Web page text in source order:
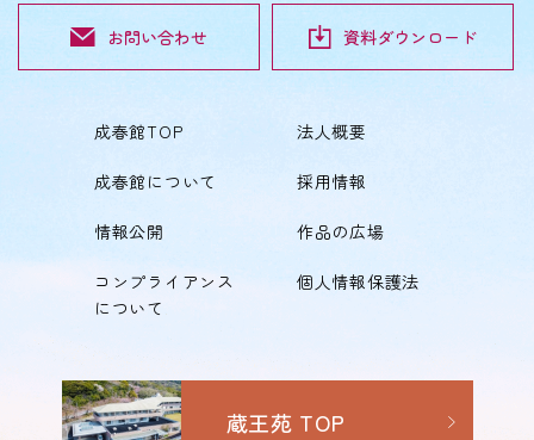
お問い合わせ 資料ダウンロード
成春館TOP 法人概要
成春館について 採用情報
情報公開 作品の広場
コンプライアンス
について
個人情報保護法
蔵王苑 TOP